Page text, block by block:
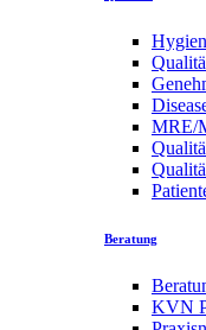
MRE/
Beratung
KVN